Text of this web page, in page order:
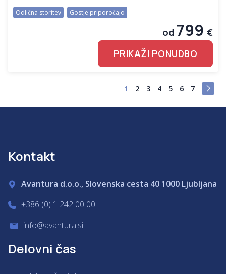
Odlična storitev Gostje priporočajo
od 799 €
PRIKAŽI PONUDBO
1 2 3 4 5 6 7
Kontakt
Avantura d.o.o., Slovenska cesta 40 1000 Ljubljana
+386 (0) 1 242 00 00
info@avantura.si
Delovni čas